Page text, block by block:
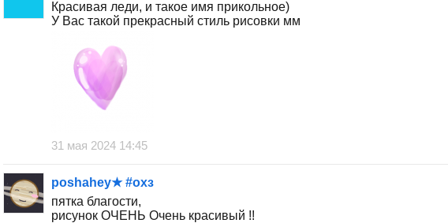
Красивая леди, и такое имя прикольное)
У Вас такой прекрасный стиль рисовки мм
31 мая 2024 14:45
poshahey★ #охз
пятка благости,
рисунок ОЧЕНЬ Очень красивый !!